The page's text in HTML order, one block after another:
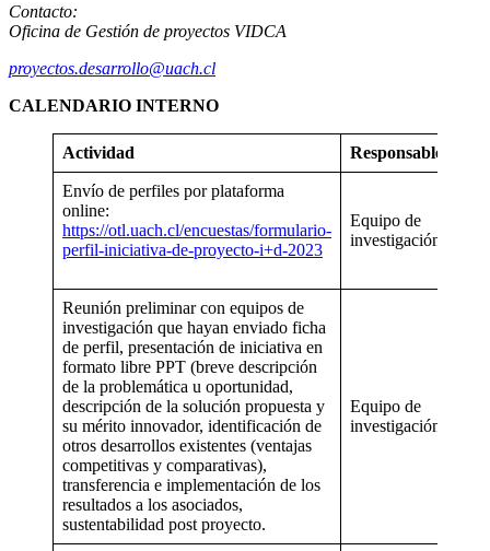
Contacto:
Oficina de Gestión de proyectos VIDCA
proyectos.desarrollo@uach.cl
CALENDARIO INTERNO
Actividad Responsable
Envío de perfiles por plataforma
online:
https://otl.uach.cl/encuestas/formulario-
perfil-iniciativa-de-proyecto-i+d-2023
Equipo de
investigación
Reunión preliminar con equipos de
investigación que hayan enviado ficha
de perfil, presentación de iniciativa en
formato libre PPT (breve descripción
de la problemática u oportunidad,
descripción de la solución propuesta y
su mérito innovador, identificación de
otros desarrollos existentes (ventajas
competitivas y comparativas),
transferencia e implementación de los
resultados a los asociados,
sustentabilidad post proyecto.
Equipo de
investigación